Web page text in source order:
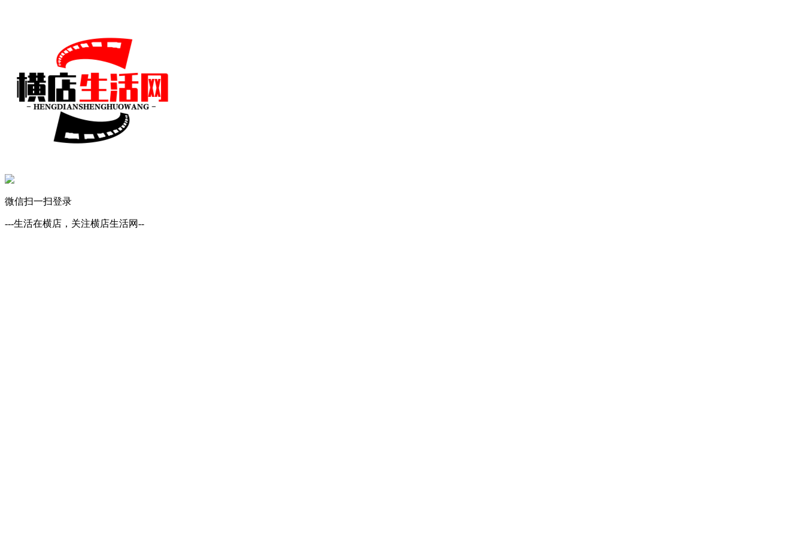
微信扫一扫登录
---生活在横店，关注横店生活网--